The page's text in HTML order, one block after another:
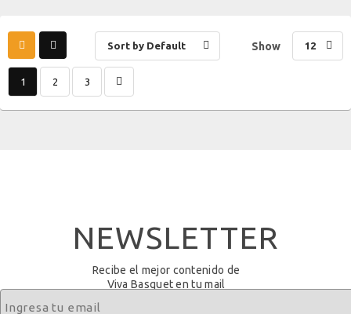
Sort by Default Show 12
1 2 3
NEWSLETTER
Recibe el mejor contenido de
Viva Basquet en tu mail